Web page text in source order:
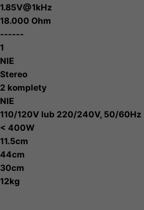
1.85V@1kHz
18.000 Ohm
------
1
NIE
Stereo
2 komplety
NIE
110/120V lub 220/240V, 50/60Hz
< 400W
11.5cm
44cm
30cm
12kg